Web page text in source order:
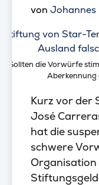
von Johannes
Sollten die Vorwürfe
Aberkennung
Kurz vor der
José
hat die
schwere
Organisation